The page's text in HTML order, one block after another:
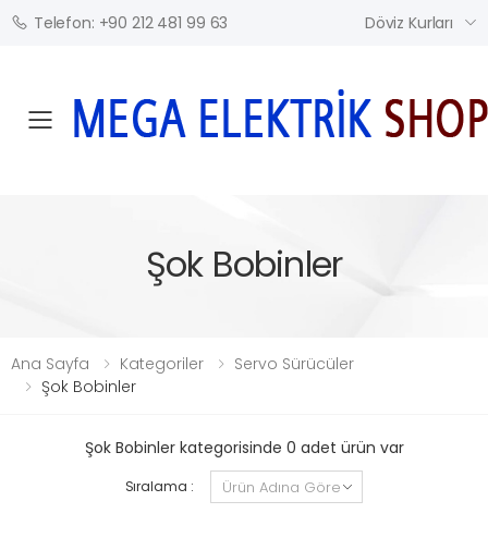
Telefon: +90 212 481 99 63 Döviz Kurları
Mobil Menü
Şok Bobinler
Ana Sayfa Kategoriler
Servo Sürücüler
Şok Bobinler
Şok Bobinler kategorisinde 0 adet ürün var
Sıralama :